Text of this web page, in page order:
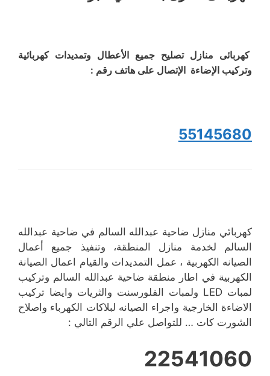
كهربائى منازل تصليح جميع الأعطال وتمديدات كهربائية
وتركيب الإضاءة الإتصال على هاتف رقم :
55145680
كهربائي منازل ضاحية عبدالله السالم في ضاحية عبدالله
السالم لخدمة منازل المنطقة، وتنفيذ جميع أعمال
الصيانه الكهربية ، عمل التمديدات والقيام اعمال الصيانة
الكهربية في اطار منطقة ضاحية عبدالله السالم وتركيب
لمبات LED ولمبات الفلورسنت والثريات وايضا تركيب
الاضاءة الخارجية واجراء الصيانه لبلاكات الكهرباء واصلاح
الشورت كات … للتواصل علي الرقم التالي :
22541060